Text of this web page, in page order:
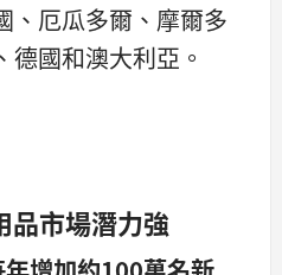
、厄瓜多爾、摩爾多
德國和澳大利亞。
品市場潛力強